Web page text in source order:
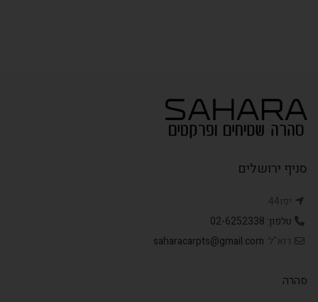
סניף ירושלים
יפו44
טלפון: 02-6252338
דוא"ל: saharacarpts@gmail.com
סהרה